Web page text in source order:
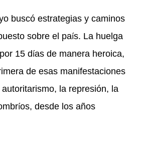
buscó estrategias y caminos
sobre el país. La huelga
15 días de manera heroica,
de esas manifestaciones
la represión, la
íos, desde los años